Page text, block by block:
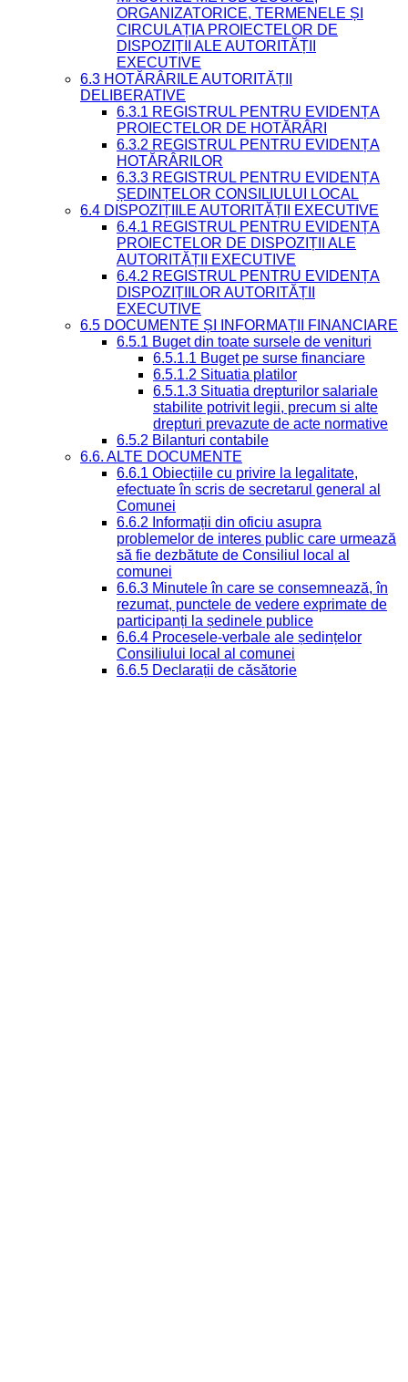
ORGANIZATORICE, TERMENELE ȘI
CIRCULAȚIA PROIECTELOR DE
DISPOZIȚII ALE AUTORITĂȚII
EXECUTIVE
6.3 HOTĂRÂRILE AUTORITĂȚII
DELIBERATIVE
6.3.1 REGISTRUL PENTRU EVIDENȚA
PROIECTELOR DE HOTĂRÂRI
6.3.2 REGISTRUL PENTRU EVIDENȚA
HOTĂRÂRILOR
6.3.3 REGISTRUL PENTRU EVIDENȚA
ȘEDINȚELOR CONSILIULUI LOCAL
6.4 DISPOZIȚIILE AUTORITĂȚII EXECUTIVE
6.4.1 REGISTRUL PENTRU EVIDENȚA
PROIECTELOR DE DISPOZIȚII ALE
AUTORITĂȚII EXECUTIVE
6.4.2 REGISTRUL PENTRU EVIDENȚA
DISPOZIȚIILOR AUTORITĂȚII
EXECUTIVE
6.5 DOCUMENTE ȘI INFORMAȚII FINANCIARE
6.5.1 Buget din toate sursele de venituri
6.5.1.1 Buget pe surse financiare
6.5.1.2 Situatia platilor
6.5.1.3 Situatia drepturilor salariale
stabilite potrivit legii, precum si alte
drepturi prevazute de acte normative
6.5.2 Bilanturi contabile
6.6. ALTE DOCUMENTE
6.6.1 Obiecțiile cu privire la legalitate,
efectuate în scris de secretarul general al
Comunei
6.6.2 Informații din oficiu asupra
problemelor de interes public care urmează
să fie dezbătute de Consiliul local al
comunei
6.6.3 Minutele în care se consemnează, în
rezumat, punctele de vedere exprimate de
participanți la ședinele publice
6.6.4 Procesele-verbale ale ședințelor
Consiliului local al comunei
6.6.5 Declarații de căsătorie